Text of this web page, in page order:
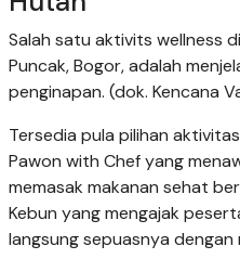
Salah satu aktivits wellness
Puncak, Bogor, adalah
penginapan. (dok. Kencana
Tersedia pula pilihan aktivitas
Pawon with Chef yang
memasak makanan sehat
Kebun yang mengajak
langsung sepuasnya